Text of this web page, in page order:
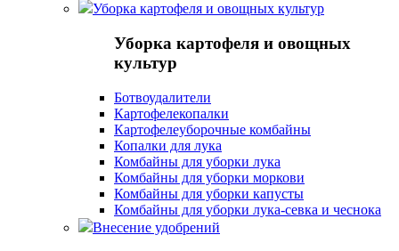
Уборка картофеля и овощных культур
Уборка картофеля и овощных
культур
Ботвоудалители
Картофелекопалки
Картофелеуборочные комбайны
Копалки для лука
Комбайны для уборки лука
Комбайны для уборки моркови
Комбайны для уборки капусты
Комбайны для уборки лука-севка и чеснока
Внесение удобрений